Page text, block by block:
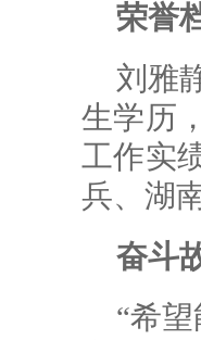
荣誉
刘雅
生学历
工作实
兵、湖
奋斗
“希